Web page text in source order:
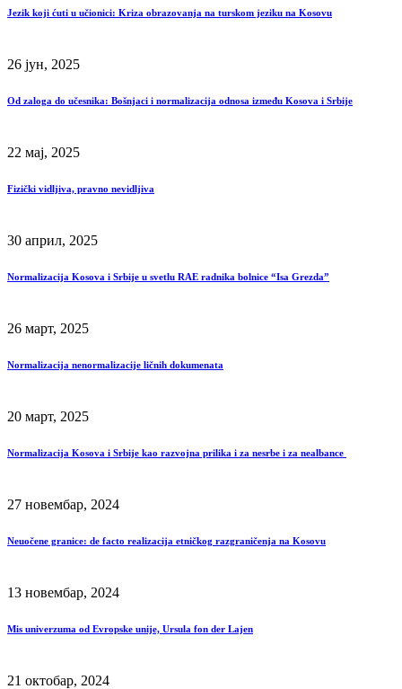
Jezik koji ćuti u učionici: Kriza obrazovanja na turskom jeziku na Kosovu
26 јун, 2025
Od zaloga do učesnika: Bošnjaci i normalizacija odnosa između Kosova i Srbije
22 мај, 2025
Fizički vidljiva, pravno nevidljiva
30 април, 2025
Normalizacija Kosova i Srbije u svetlu RAE radnika bolnice “Isa Grezda”
26 март, 2025
Normalizacija nenormalizacije ličnih dokumenata
20 март, 2025
Normalizacija Kosova i Srbije kao razvojna prilika i za nesrbe i za nealbance
27 новембар, 2024
Neuočene granice: de facto realizacija etničkog razgraničenja na Kosovu
13 новембар, 2024
Mis univerzuma od Evropske unije, Ursula fon der Lajen
21 октобар, 2024